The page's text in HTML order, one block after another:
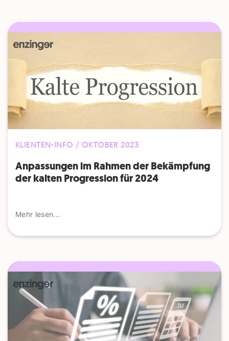
KLIENTEN-INFO / OKTOBER 2023
Anpassungen im Rahmen der Bekämpfung
der kalten Progression für 2024
Mehr lesen...